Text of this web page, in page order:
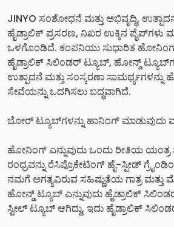
JINYO ಸಂಶೋಧನೆ ಮತ್ತು ಅಭಿವೃದ್ಧಿ,
ಹೈಡ್ರಾಲಿಕ್ ಪ್ರಸರಣ, ನಿಖರ ಉಕ್ಕಿನ ಪೈಪ್‌ಗಳು
ಒಳಗೊಂಡಿದೆ. ಕಂಪನಿಯು ಸುಧಾರಿತ ಹೋನಿಂಗ್
ಹೈಡ್ರಾಲಿಕ್ ಸಿಲಿಂಡರ್ ಟ್ಯೂಬ್, ಹೋನ್ಡ್
ಉತ್ಪಾದನೆ ಮತ್ತು ಸಂಸ್ಕರಣಾ ಸಾಮರ್ಥ್ಯಗಳನ್ನು
ಸೇವೆಯನ್ನು ಒದಗಿಸಲು ಬದ್ಧವಾಗಿದೆ.
ಬೋರ್ ಟ್ಯೂಬ್‌ಗಳನ್ನು ಹಾನಿಂಗ್ ಮಾಡುವುದು
ಹೋನಿಂಗ್ ಎನ್ನುವುದು ಒಂದು ರೀತಿಯ
ರಂಧ್ರವನ್ನು ರೆಸಿಪ್ರೊಕೇಟಿಂಗ್ ಹೈ-ಸ್ಪೀಡ್
ನಮಗೆ ಅಗತ್ಯವಿರುವ ಸಹಿಷ್ಣುತೆಯ ಗಾತ್ರ ಮತ್ತು
ಹೋನ್ಡ್ ಟ್ಯೂಬ್ ಎನ್ನುವುದು ಹೈಡ್ರಾಲಿಕ್
ಸ್ಟೀಲ್ ಟ್ಯೂಬ್ ಆಗಿದ್ದು, ಇದು ಹೈಡ್ರಾಲಿಕ್